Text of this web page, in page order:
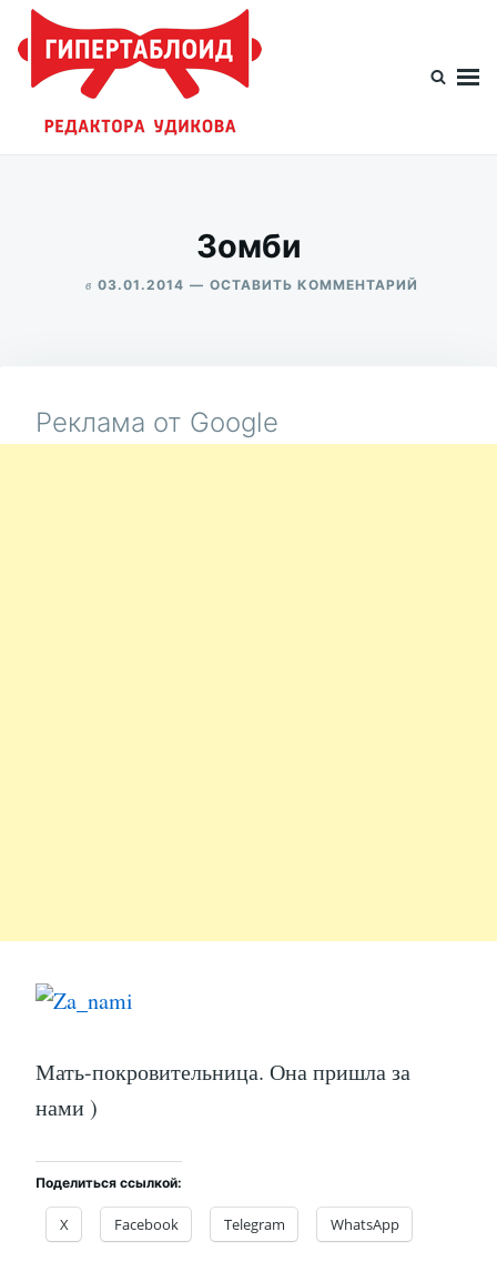
Перейти
содержимому
Искать:
Зомби
в 03.01.2014 ОСТАВИТЬ КОММЕНТАРИЙ
Реклама от Google
Мать-покровительница. Она пришла за
нами )
Поделиться ссылкой:
X Facebook Telegram WhatsApp